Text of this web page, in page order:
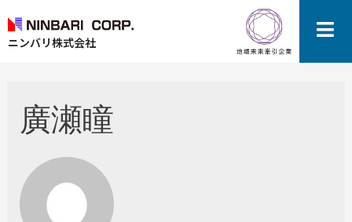
ニンバリ株式会社
廣瀬瞳